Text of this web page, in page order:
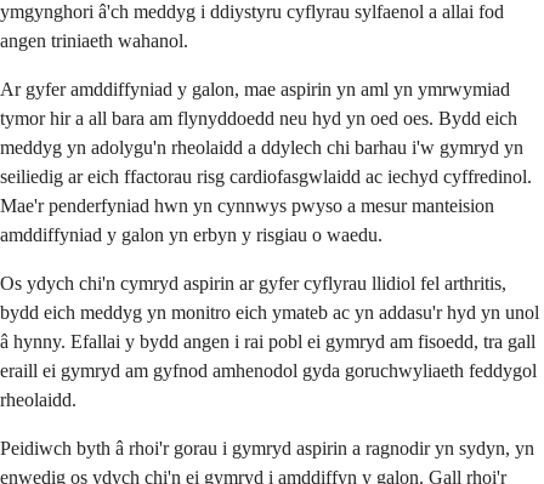
ymgynghori â'ch meddyg i ddiystyru cyflyrau sylfaenol a allai fod
angen triniaeth wahanol.
Ar gyfer amddiffyniad y galon, mae aspirin yn aml yn ymrwymiad
tymor hir a all bara am flynyddoedd neu hyd yn oed oes. Bydd eich
meddyg yn adolygu'n rheolaidd a ddylech chi barhau i'w gymryd yn
seiliedig ar eich ffactorau risg cardiofasgwlaidd ac iechyd cyffredinol.
Mae'r penderfyniad hwn yn cynnwys pwyso a mesur manteision
amddiffyniad y galon yn erbyn y risgiau o waedu.
Os ydych chi'n cymryd aspirin ar gyfer cyflyrau llidiol fel arthritis,
bydd eich meddyg yn monitro eich ymateb ac yn addasu'r hyd yn unol
â hynny. Efallai y bydd angen i rai pobl ei gymryd am fisoedd, tra gall
eraill ei gymryd am gyfnod amhenodol gyda goruchwyliaeth feddygol
rheolaidd.
Peidiwch byth â rhoi'r gorau i gymryd aspirin a ragnodir yn sydyn, yn
enwedig os ydych chi'n ei gymryd i amddiffyn y galon. Gall rhoi'r